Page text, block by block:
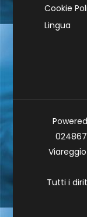
Cookie
Lingua
Tutti i